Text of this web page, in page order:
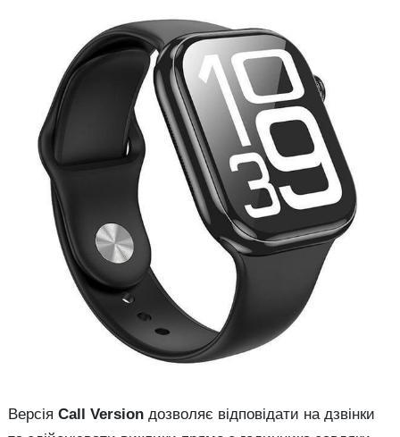
Версія Call Version дозволяє відповідати на дзвінки